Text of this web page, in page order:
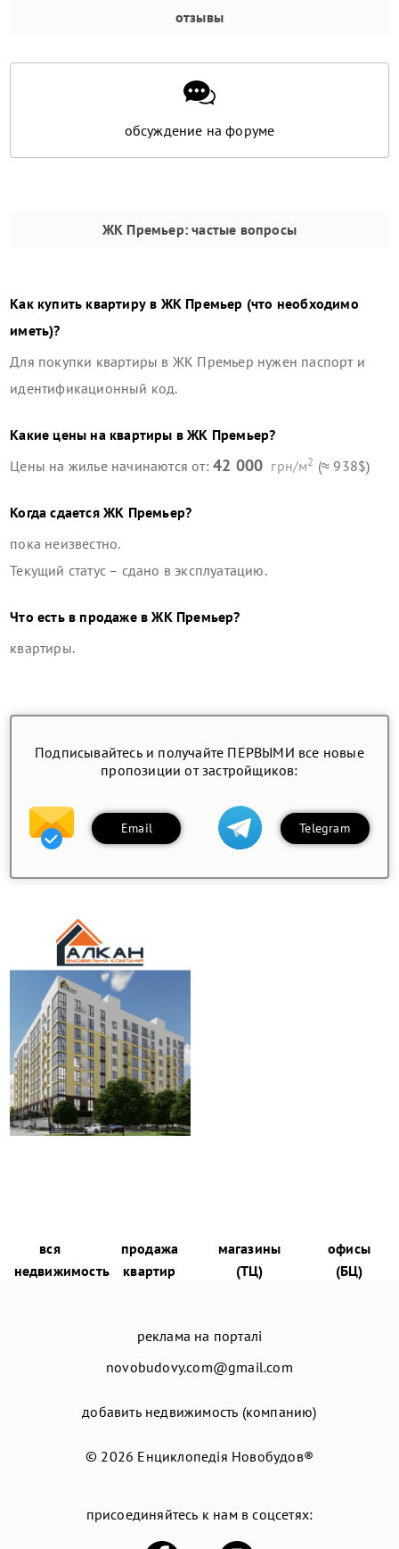
отзывы
обсуждение на форуме
ЖК Премьер: частые вопросы
Как купить квартиру в ЖК Премьер (что необходимо
иметь)?
Для покупки квартиры в ЖК Премьер нужен паспорт и
идентификационный код.
Какие цены на квартиры вЖК Премьер?
Цены на жилье начинаются от:42 000 грн/м2 (≈ 938$)
Когда сдаетсяЖК Премьер?
пока неизвестно.
Текущий статус – сдано в эксплуатацию.
Что есть в продаже вЖК Премьер?
квартиры.
Подписывайтесь и получайте ПЕРВЫМИ все новые
пропозиции от застройщиков:
Email Telegram
вся
недвижимость
продажа
квартир
магазины
(ТЦ)
офисы
(БЦ)
реклама на порталі
novobudovy.com@gmail.com
добавить недвижимость (компанию)
© 2026 Енциклопедія Новобудов®
присоединяйтесь к нам в соцсетях: